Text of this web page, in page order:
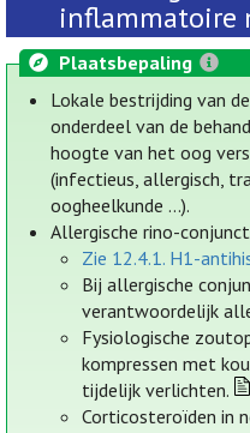
inflammatoire
Plaatsbepaling
Lokale bestrijding van
onderdeel van de
hoogte van het oog
(infectieus, allergisch,
oogheelkunde ...).
Allergische rino-
Zie 12.4.1. H1-
Bij allergische
verantwoordelijk
Fysiologische
kompressen met
tijdelijk verlichten.
Corticosteroïden in